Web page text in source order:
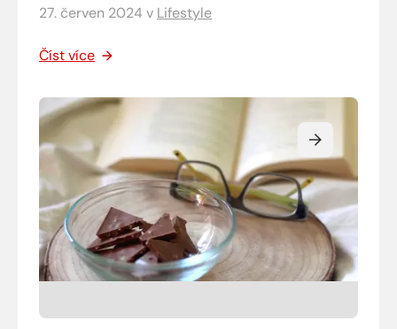
27. červen 2024 v Lifestyle
Číst více